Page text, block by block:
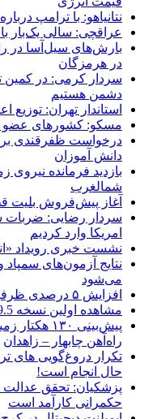
نتانیاهو: با ترامپ
عراقچی: سالی یک‌بار
در هرمزگان
سردار کرمی: در کمین
دشمن هستیم
استاندار تهران: توزیع
مسکو: کشورهای عضو
درخواست ظفرقندی
دانش آموزان
بازدید فرمانده نیروی
شمالغرب
آغاز پیش‌فروش بلیت
امریکا وارد کردیم
نشست خبری رویداد
نتایج آزمون‌های سمپاد
می‌شود
افزایش ۵ درصدی ظرفیت قطارهای اربعین
مشاهده اولین نسخه One UI 9.5 روی سرورهای سامسونگ
پیش‌بینی
راه‌آهن چابهار – زاهدان
تکرار دروغ‌گویی های
حال انجام است!
پزشکیان: تحقق عدالت
حکمرانی کارآمد است